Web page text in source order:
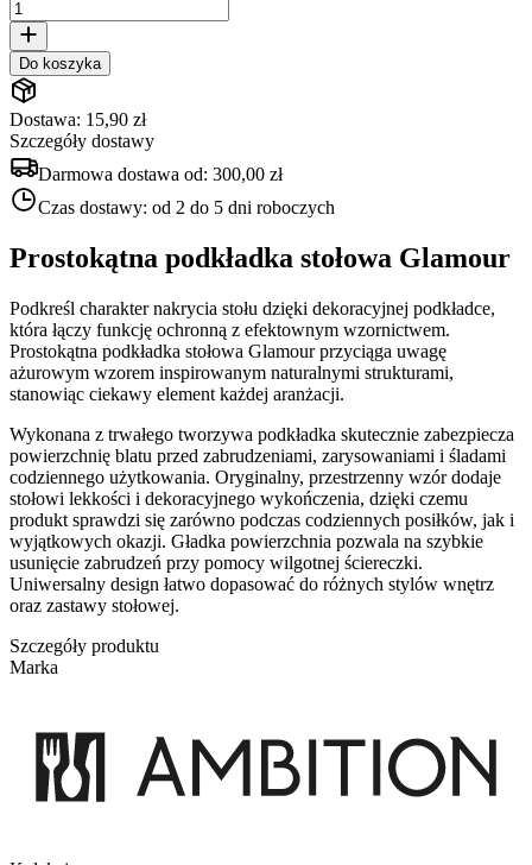
Do koszyka
Dostawa: 15,90 zł
Szczegóły dostawy
Darmowa dostawa od: 300,00 zł
Czas dostawy: od 2 do 5 dni roboczych
Prostokątna podkładka stołowa Glamour
Podkreśl charakter nakrycia stołu dzięki dekoracyjnej podkładce,
która łączy funkcję ochronną z efektownym wzornictwem.
Prostokątna podkładka stołowa Glamour przyciąga uwagę
ażurowym wzorem inspirowanym naturalnymi strukturami,
stanowiąc ciekawy element każdej aranżacji.
Wykonana z trwałego tworzywa podkładka skutecznie zabezpiecza
powierzchnię blatu przed zabrudzeniami, zarysowaniami i śladami
codziennego użytkowania. Oryginalny, przestrzenny wzór dodaje
stołowi lekkości i dekoracyjnego wykończenia, dzięki czemu
produkt sprawdzi się zarówno podczas codziennych posiłków, jak i
wyjątkowych okazji. Gładka powierzchnia pozwala na szybkie
usunięcie zabrudzeń przy pomocy wilgotnej ściereczki.
Uniwersalny design łatwo dopasować do różnych stylów wnętrz
oraz zastawy stołowej.
Szczegóły produktu
Marka